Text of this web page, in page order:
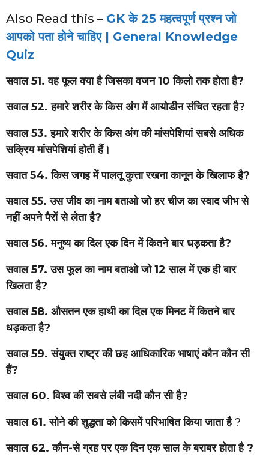
Also Read this – GK के 25 महत्वपूर्ण प्रश्न जो
आपको पता होने चाहिए | General Knowledge
Quiz
सवाल 51. वह फूल क्या है जिसका वजन 10 किलो तक होता है?
सवाल 52. हमारे शरीर के किस अंग में आयोडीन संचित रहता है?
सवाल 53. हमारे शरीर के किस अंग की मांसपेशियां सबसे अधिक
सक्रिय मांसपेशियां होती हैं।
सवात 54. किस जगह में पालतू कुत्ता रखना कानून के खिलाफ है?
सवाल 55. उस जीव का नाम बताओ जो हर चीज का स्वाद जीभ से
नहीं अपने पैरों से लेता है?
सवाल 56. मनुष्य का दिल एक दिन में कितने बार धड़कता है?
सवाल 57. उस फूल का नाम बताओ जो 12 साल में एक ही बार
खिलता है?
सवाल 58. औसतन एक हाथी का दिल एक मिनट में कितने बार
धड़कता है?
सवाल 59. संयुक्त राष्ट्र की छह आधिकारिक भाषाएं कौन कौन सी
हैं?
सवाल 60. विश्व की सबसे लंबी नदी कौन सी है?
सवाल 61. सोने की शुद्धता को किसमें परिभाषित किया जाता है?
सवाल 62. कौन-से ग्रह पर एक दिन एक साल के बराबर होता है ?